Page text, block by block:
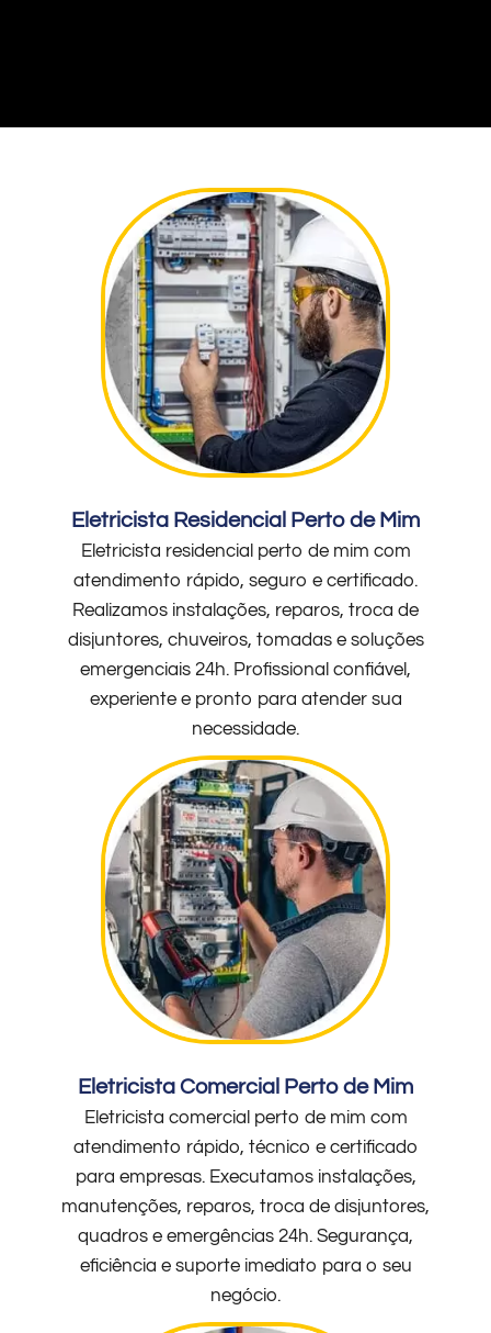
Eletricista Residencial Perto de Mim
Eletricista residencial perto de mim com
atendimento rápido, seguro e certificado.
Realizamos instalações, reparos, troca de
disjuntores, chuveiros, tomadas e soluções
emergenciais 24h. Profissional confiável,
experiente e pronto para atender sua
necessidade.
Eletricista Comercial Perto de Mim
Eletricista comercial perto de mim com
atendimento rápido, técnico e certificado
para empresas. Executamos instalações,
manutenções, reparos, troca de disjuntores,
quadros e emergências 24h. Segurança,
eficiência e suporte imediato para o seu
negócio.